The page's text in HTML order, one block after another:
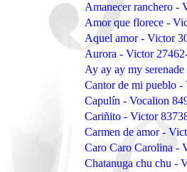
Amanecer ranchero -
Amor que florece -
Aquel amor - Victor
Aurora - Victor
Ay ay ay my
Cantor de mi pueblo -
Capulín - Vocalion
Cariñito - Victor
Carmen de amor -
Caro Caro Carolina -
Chatanuga chu chu -